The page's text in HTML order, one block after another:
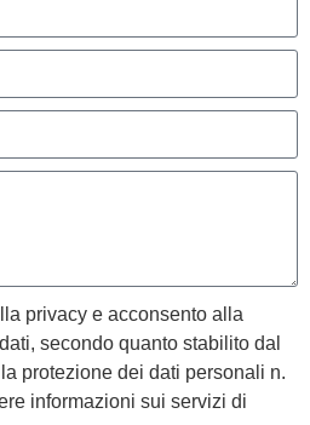
privacy e acconsento alla
secondo quanto stabilito dal
protezione dei dati personali n.
informazioni sui servizi di